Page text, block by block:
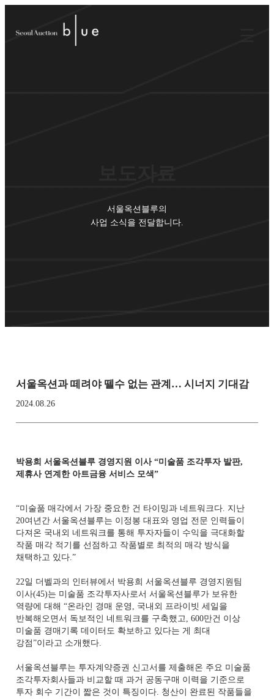
서울옥션블루의
사업 소식을 전달합니다.
서울옥션과 떼려야 뗄수 없는 관계… 시너지 기대감
2024.08.26
박용희 서울옥션블루 경영지원 이사 “미술품 조각투자 발판,
제휴사 연계한 아트금융 서비스 모색”
“미술품 매각에서 가장 중요한 건 타이밍과 네트워크다. 지난
20여년간 서울옥션블루는 이정봉 대표와 영업 전문 인력들이
다져온 국내외 네트워크를 통해 투자자들이 수익을 극대화할
작품 매각 적기를 선점하고 작품별로 최적의 매각 방식을
채택하고 있다.”
22일 더벨과의 인터뷰에서 박용희 서울옥션블루 경영지원팀
이사(45)는 미술품 조각투자사로서 서울옥션블루가 보유한
역량에 대해 “온라인 경매 운영, 국내외 프라이빗 세일을
반복해오면서 독보적인 네트워크를 구축했고, 600만건 이상
미술품 경매기록 데이터도 확보하고 있다는 게 최대
강점”이라고 소개했다.
서울옥션블루는 투자계약증권 신고서를 제출해온 주요 미술품
조각투자회사들과 비교할 때 과거 공동구매 이력을 기준으로
투자 회수 기간이 짧은 것이 특징이다. 청산이 완료된 작품들을